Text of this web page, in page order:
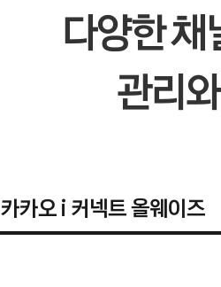
다양한
관리
카카오 i 커넥트 올웨이즈